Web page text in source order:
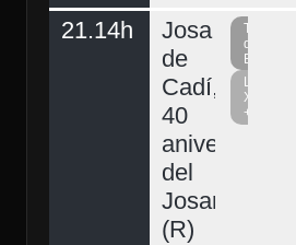
21.14h
Josa
de
Cadí,
40
aniversari
del
Josart
(R)
Televisió
del
Berguedà
La
Xarxa
+